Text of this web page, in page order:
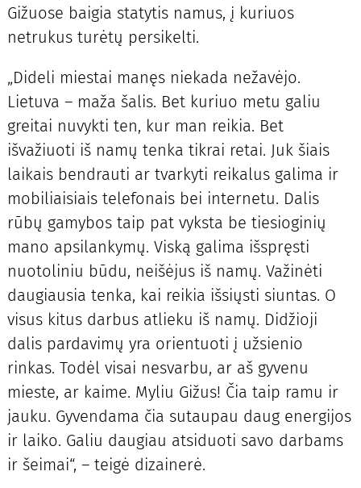
Gižuose baigia statytis namus, į kuriuos
netrukus turėtų persikelti.
„Dideli miestai manęs niekada nežavėjo.
Lietuva – maža šalis. Bet kuriuo metu galiu
greitai nuvykti ten, kur man reikia. Bet
išvažiuoti iš namų tenka tikrai retai. Juk šiais
laikais bendrauti ar tvarkyti reikalus galima ir
mobiliaisiais telefonais bei internetu. Dalis
rūbų gamybos taip pat vyksta be tiesioginių
mano apsilankymų. Viską galima išspręsti
nuotoliniu būdu, neišėjus iš namų. Važinėti
daugiausia tenka, kai reikia išsiųsti siuntas. O
visus kitus darbus atlieku iš namų. Didžioji
dalis pardavimų yra orientuoti į užsienio
rinkas. Todėl visai nesvarbu, ar aš gyvenu
mieste, ar kaime. Myliu Gižus! Čia taip ramu ir
jauku. Gyvendama čia sutaupau daug energijos
ir laiko. Galiu daugiau atsiduoti savo darbams
ir šeimai“, – teigė dizainerė.